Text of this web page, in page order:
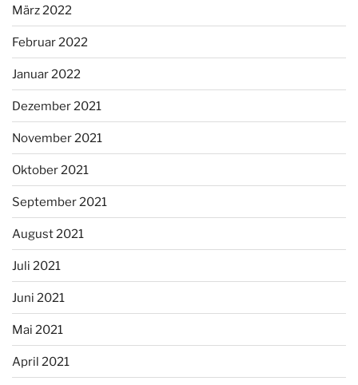
März 2022
Februar 2022
Januar 2022
Dezember 2021
November 2021
Oktober 2021
September 2021
August 2021
Juli 2021
Juni 2021
Mai 2021
April 2021